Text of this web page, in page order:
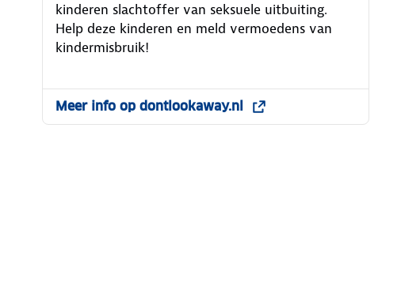
kinderen slachtoffer van seksuele uitbuiting.
Help deze kinderen en meld vermoedens van
kindermisbruik!
Meer info op dontlookaway.nl